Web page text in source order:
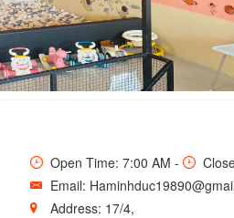
HOUSE
Open Time: 7:00 AM -
Email:
Address: 17/4,